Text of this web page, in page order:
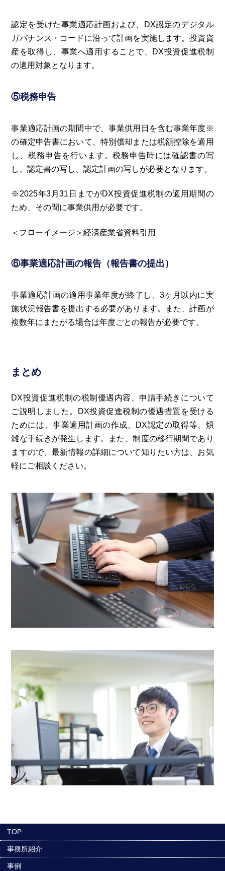
認定を受けた事業適応計画および、DX認定のデジタル
ガバナンス・コードに沿って計画を実施します。投資資
産を取得し、事業へ適用することで、DX投資促進税制
の適用対象となります。
⑤税務申告
事業適応計画の期間中で、事業供用日を含む事業年度※
の確定申告書において、特別償却または税額控除を適用
し、税務申告を行います。税務申告時には確認書の写
し、認定書の写し、認定計画の写しが必要となります。
※2025年3月31日までがDX投資促進税制の適用期間の
ため、その間に事業供用が必要です。
＜フローイメージ＞経済産業省資料引用
⑥事業適応計画の報告（報告書の提出）
事業適応計画の適用事業年度が終了し、3ヶ月以内に実
施状況報告書を提出する必要があります。また、計画が
複数年にまたがる場合は年度ごとの報告が必要です。
まとめ
DX投資促進税制の税制優遇内容、申請手続きについて
ご説明しました。DX投資促進税制の優遇措置を受ける
ためには、事業適用計画の作成、DX認定の取得等、煩
雑な手続きが発生します。また、制度の移行期間であり
ますので、最新情報の詳細について知りたい方は、お気
軽にご相談ください。
TOP
事務所紹介
事例